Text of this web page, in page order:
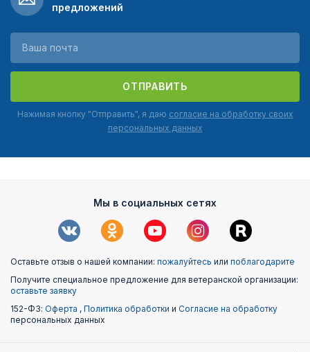
предложений
ОТПРАВИТЬ
Нажимая кнопку "Отправить", я даю согласие на обработку своих
персональных данных
Мы в социальных сетях
Оставьте отзыв о нашей компании: пожалуйтесь или поблагодарите
Получите специальное предложение для ветеранской организации:
оставьте заявку
152-ФЗ: Оферта , Политика обработки и Согласие на обработку
персональных данных